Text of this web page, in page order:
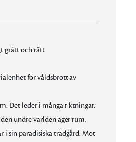
grått och rått
för våldsbrott av
Det leder i många riktningar.
undre världen äger rum.
i sin paradisiska trädgård. Mot